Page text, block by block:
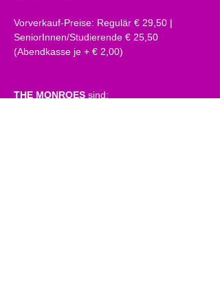
Vorverkauf-Preise: Regulär € 29,50 |
SeniorInnen/Studierende € 25,50
(Abendkasse je + € 2,00)
THE MONROES sind: